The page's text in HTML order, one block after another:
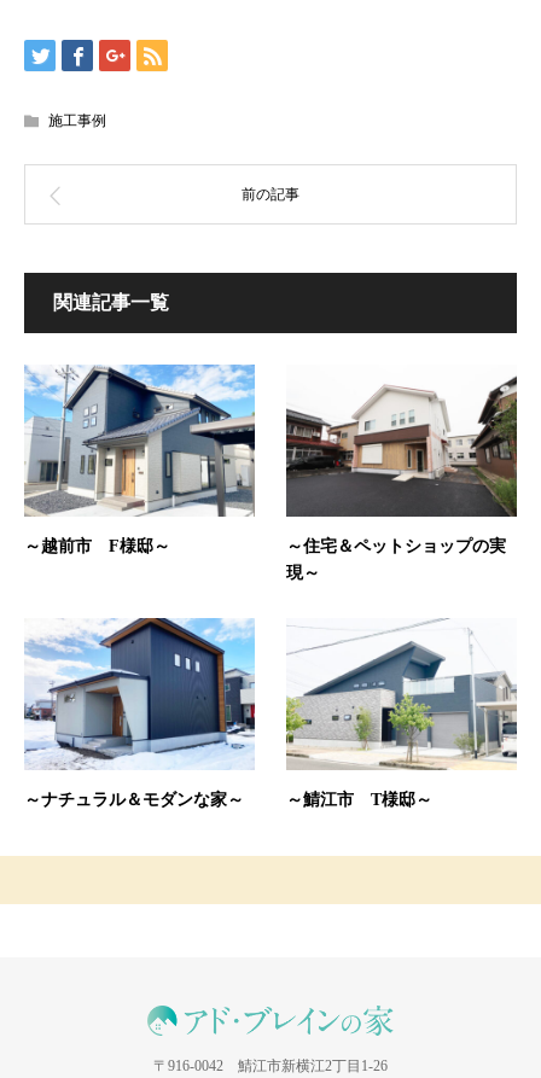
施工事例
関連記事一覧
～越前市 F様邸～
～住宅＆ペットショップの実
現～
～ナチュラル＆モダンな家～ ～鯖江市 T様邸～
〒916-0042 鯖江市新横江2丁目1-26